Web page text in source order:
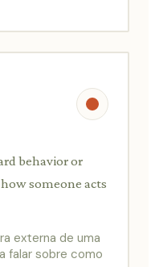
behavior or
someone acts
externa de uma
falar sobre como